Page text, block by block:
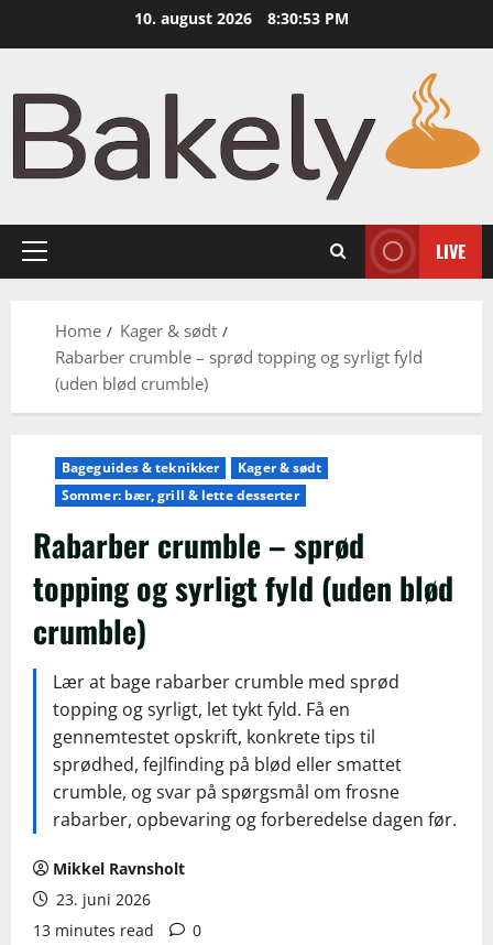
10. august 2026 8:30:54 PM
Primary
LIVE
Home
Kager & sødt
Rabarber crumble – sprød topping og syrligt fyld
(uden blød crumble)
Bageguides & teknikker
Kager & sødt
Sommer: bær, grill & lette desserter
Rabarber crumble – sprød
topping og syrligt fyld (uden blød
crumble)
Lær at bage rabarber crumble med sprød
topping og syrligt, let tykt fyld. Få en
gennemtestet opskrift, konkrete tips til
sprødhed, fejlfinding på blød eller smattet
crumble, og svar på spørgsmål om frosne
rabarber, opbevaring og forberedelse dagen før.
Mikkel Ravnsholt
23. juni 2026
13 minutes read
0